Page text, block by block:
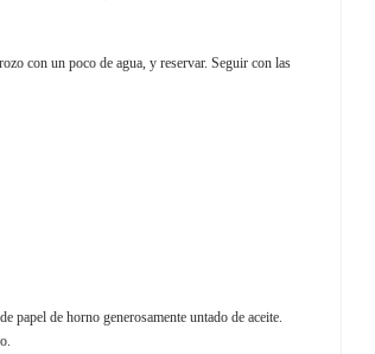
con un poco de agua, y reservar. Seguir con las
papel de horno generosamente untado de aceite.